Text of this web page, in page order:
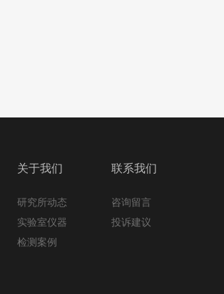
关于我们
研究所动态
实验室仪器
检测案例
联系我们
咨询留言
投诉建议